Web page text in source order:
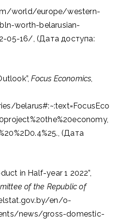
world/europe/western-
worth-belarusian-
05-16/, (Дата доступа:
Focus Economics,
belarus#:~:text=FocusEco
(Дата
in Half-year 1 2022”,
of the Republic of
en/o-
news/gross-domestic-